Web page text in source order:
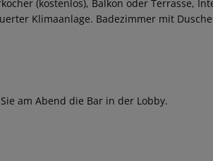
(kostenlos), Balkon oder Terrasse,
Klimaanlage. Badezimmer mit
am Abend die Bar in der Lobby.